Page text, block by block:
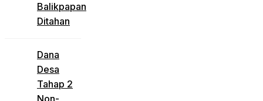
Balikpapan
Ditahan
Dana
Desa
Tahap 2